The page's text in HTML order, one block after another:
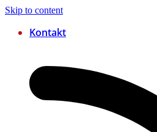
Skip to content
Kontakt